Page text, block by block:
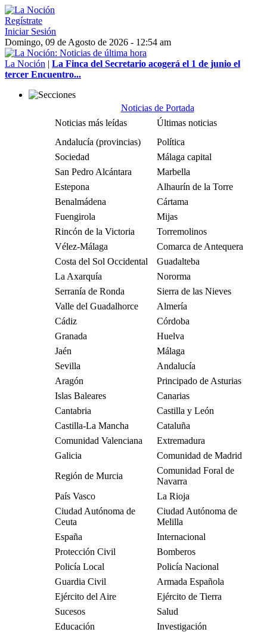
Regístrate
Iniciar Sesión
Domingo, 09 de Agosto de 2026 - 12:54 am
La Noción | La Finca del Secretario acogerá el 1 de junio el
tercer Encuentro...
Noticias de Portada
Noticias más leídas
Últimas noticias
Andalucía (provincias)
Política
Sociedad
Málaga capital
San Pedro Alcántara
Marbella
Estepona
Alhaurín de la Torre
Benalmádena
Cártama
Fuengirola
Mijas
Rincón de la Victoria
Torremolinos
Vélez-Málaga
Comarca de Antequera
Costa del Sol Occidental
Guadalteba
La Axarquía
Nororma
Serranía de Ronda
Sierra de las Nieves
Valle del Guadalhorce
Almería
Cádiz
Córdoba
Granada
Huelva
Jaén
Málaga
Sevilla
Andalucía
Aragón
Principado de Asturias
Islas Baleares
Canarias
Cantabria
Castilla y León
Castilla-La Mancha
Cataluña
Comunidad Valenciana
Extremadura
Galicia
Comunidad de Madrid
Región de Murcia
Comunidad Foral de
Navarra
País Vasco
La Rioja
Ciudad Autónoma de
Ceuta
Ciudad Autónoma de
Melilla
España
Internacional
Protección Civil
Bomberos
Policía Local
Policía Nacional
Guardia Civil
Armada Española
Ejército del Aire
Ejército de Tierra
Sucesos
Salud
Educación
Investigación